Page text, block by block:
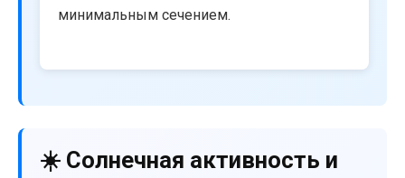
минимальным сечением.
☀️ Солнечная активность и